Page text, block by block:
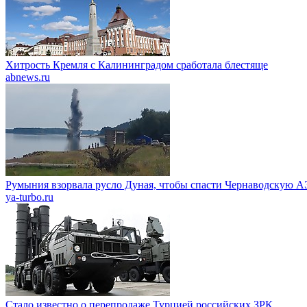
Хитрость Кремля с Калининградом сработала блестяще
abnews.ru
Румыния взорвала русло Дуная, чтобы спасти Чернаводскую
ya-turbo.ru
Стало известно о перепродаже Турцией российских ЗРК